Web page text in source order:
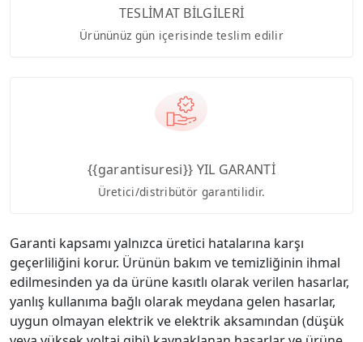
TESLİMAT BİLGİLERİ
Ürününüz gün içerisinde teslim edilir
{{garantisuresi}} YIL GARANTİ
Üretici/distribütör garantilidir.
Garanti kapsamı yalnızca üretici hatalarına karşı
geçerliliğini korur. Ürünün bakım ve temizliğinin ihmal
edilmesinden ya da ürüne kasıtlı olarak verilen hasarlar,
yanlış kullanıma bağlı olarak meydana gelen hasarlar,
uygun olmayan elektrik ve elektrik aksamından (düşük